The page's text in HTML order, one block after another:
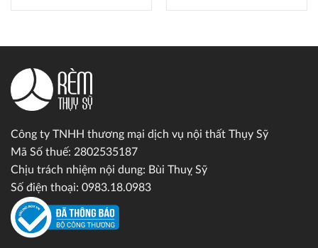
Công ty TNHH thương mại dịch vụ nội thất Thụy Sỹ
Mã Số thuế: 2802535187
Chịu trách nhiệm nội dung: Bùi Thuỵ Sỹ
Số điện thoại: 0983.18.0983